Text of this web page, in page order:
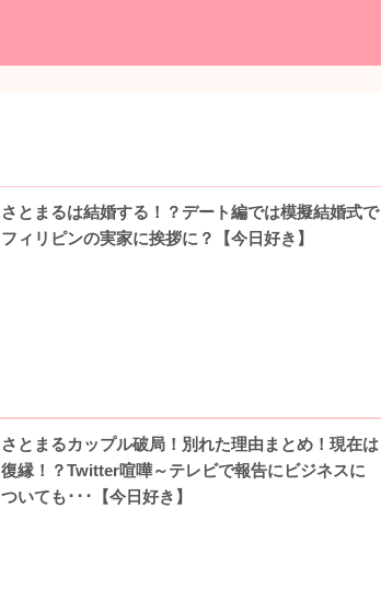
さとまるは結婚する！？デート編では模擬結婚式で
フィリピンの実家に挨拶に？【今日好き】
さとまるカップル破局！別れた理由まとめ！現在は
復縁！？Twitter喧嘩～テレビで報告にビジネスに
ついても･･･【今日好き】